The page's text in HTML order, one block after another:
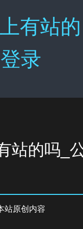
有站的
录
站的吗_
站原创内容